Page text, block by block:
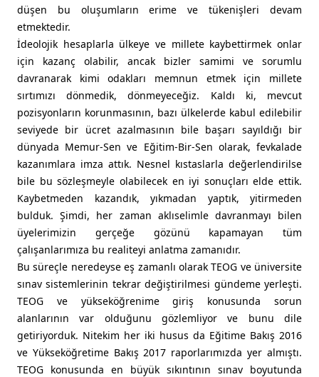
düşen bu oluşumların erime ve tükenişleri devam
etmektedir.
İdeolojik hesaplarla ülkeye ve millete kaybettirmek onlar
için kazanç olabilir, ancak bizler samimi ve sorumlu
davranarak kimi odakları memnun etmek için millete
sırtımızı dönmedik, dönmeyeceğiz. Kaldı ki, mevcut
pozisyonların korunmasının, bazı ülkelerde kabul edilebilir
seviyede bir ücret azalmasının bile başarı sayıldığı bir
dünyada Memur-Sen ve Eğitim-Bir-Sen olarak, fevkalade
kazanımlara imza attık. Nesnel kıstaslarla değerlendirilse
bile bu sözleşmeyle olabilecek en iyi sonuçları elde ettik.
Kaybetmeden kazandık, yıkmadan yaptık, yitirmeden
bulduk. Şimdi, her zaman aklıselimle davranmayı bilen
üyelerimizin gerçeğe gözünü kapamayan tüm
çalışanlarımıza bu realiteyi anlatma zamanıdır.
Bu süreçle neredeyse eş zamanlı olarak TEOG ve üniversite
sınav sistemlerinin tekrar değiştirilmesi gündeme yerleşti.
TEOG ve yükseköğrenime giriş konusunda sorun
alanlarının var olduğunu gözlemliyor ve bunu dile
getiriyorduk. Nitekim her iki husus da Eğitime Bakış 2016
ve Yükseköğretime Bakış 2017 raporlarımızda yer almıştı.
TEOG konusunda en büyük sıkıntının sınav boyutunda